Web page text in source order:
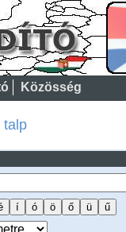
Közösség
talp